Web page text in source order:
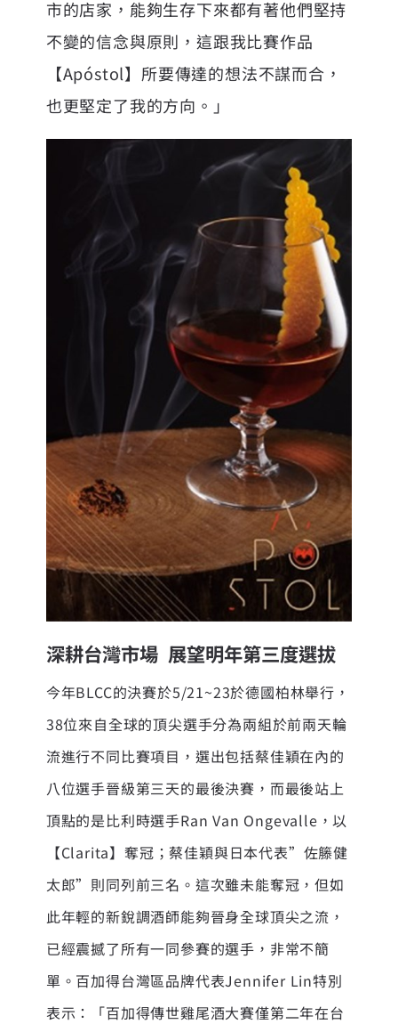
市的店家，能夠生存下來都有著他們堅持
不變的信念與原則，這跟我比賽作品
【Apóstol】所要傳達的想法不謀而合，
也更堅定了我的方向。」
深耕台灣市場 展望明年第三度選拔
今年BLCC的決賽於5/21~23於德國柏林舉行，
38位來自全球的頂尖選手分為兩組於前兩天輪
流進行不同比賽項目，選出包括蔡佳穎在內的
八位選手晉級第三天的最後決賽，而最後站上
頂點的是比利時選手Ran Van Ongevalle，以
【Clarita】奪冠；蔡佳穎與日本代表”佐籐健
太郎”則同列前三名。這次雖未能奪冠，但如
此年輕的新銳調酒師能夠晉身全球頂尖之流，
已經震撼了所有一同參賽的選手，非常不簡
單。百加得台灣區品牌代表Jennifer Lin特別
表示：「百加得傳世雞尾酒大賽僅第二年在台